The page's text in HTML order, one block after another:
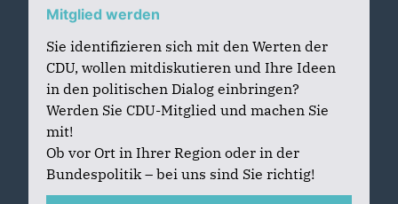
Mitglied werden
Sie identifizieren sich mit den Werten der
CDU, wollen mitdiskutieren und Ihre Ideen
in den politischen Dialog einbringen?
Werden Sie CDU-Mitglied und machen Sie
mit!
Ob vor Ort in Ihrer Region oder in der
Bundespolitik – bei uns sind Sie richtig!